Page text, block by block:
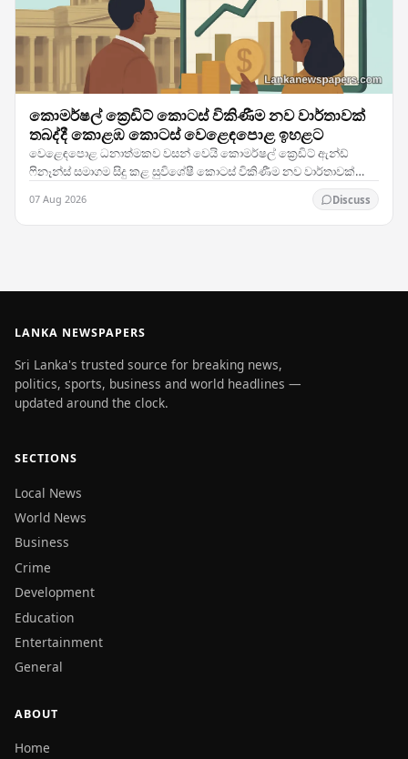
කොමර්ෂල් ක්‍රෙඩිට් කොටස් විකිණීම නව වාර්තාවක්
තබද්දී කොළඹ කොටස් වෙළෙඳපොළ ඉහළට
වෙළෙඳපොළ ධනාත්මකව වසන් වෙයි කොමර්ෂල් ක්‍රෙඩිට් ඇන්ඩ්
ෆිනෑන්ස් සමාගම සිදු කළ සුවිශේෂී කොටස් විකිණීම නව වාර්තාවක්
07 Aug 2026 Discuss
LANKA NEWSPAPERS
Sri Lanka's trusted source for breaking news,
politics, sports, business and world headlines —
updated around the clock.
SECTIONS
Local News
World News
Business
Crime
Development
Education
Entertainment
General
ABOUT
Home